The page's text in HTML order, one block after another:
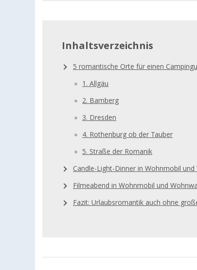
Inhaltsverzeichnis
5 romantische Orte für einen
1. Allgäu
2. Bamberg
3. Dresden
4. Rothenburg ob der Tauber
5. Straße der Romanik
Candle-Light-Dinner in Wohnmobil und
Filmeabend in Wohnmobil und
Fazit: Urlaubsromantik auch ohne